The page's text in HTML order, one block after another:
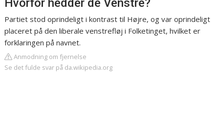
Hvorfor hedder de Venstre?
Partiet stod oprindeligt i kontrast til Højre, og var oprindeligt
placeret på den liberale venstrefløj i Folketinget, hvilket er
forklaringen på navnet.
Anmodning om fjernelse
Se det fulde svar på da.wikipedia.org